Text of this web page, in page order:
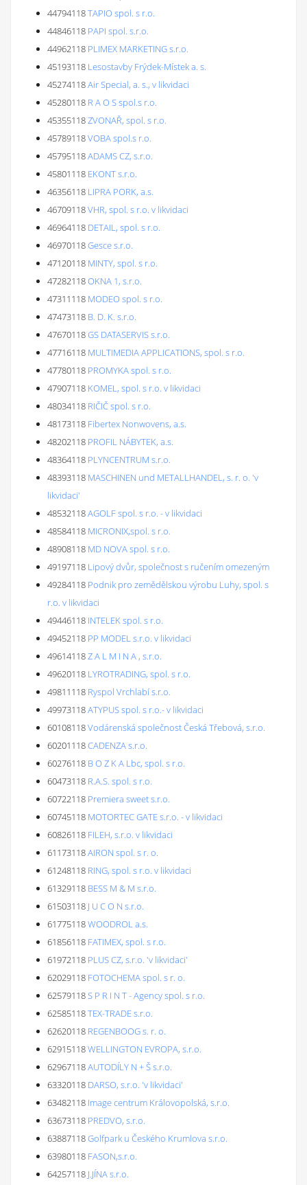
44794118TAPIO spol. s r.o.
44846118 PAPI spol. s.r.o.
44962118 PLIMEX MARKETING s.r.o.
45193118 Lesostavby Frýdek-Místek a. s.
45274118Air Special, a. s., v likvidaci
45280118 R A O S spol.s r.o.
45355118ZVONAŘ, spol. s r.o.
45789118VOBA spol.s r.o.
45795118ADAMS CZ, s.r.o.
45801118 EKONT s.r.o.
46356118 LIPRA PORK, a.s.
46709118VHR, spol. s r.o. v likvidaci
46964118 DETAIL, spol. s r.o.
46970118Gesce s.r.o.
47120118 MINTY, spol. s r.o.
47282118OKNA 1, s.r.o.
47311118 MODEO spol. s r.o.
47473118 B. D. K. s.r.o.
47670118GS DATASERVIS s.r.o.
47716118 MULTIMEDIA APPLICATIONS, spol. s r.o.
47780118 PROMYKA spol. s r.o.
47907118 KOMEL, spol. s r.o. v likvidaci
48034118 RIČIČ spol. s r.o.
48173118 Fibertex Nonwovens, a.s.
48202118 PROFIL NÁBYTEK, a.s.
48364118 PLYNCENTRUM s.r.o.
48393118 MASCHINEN und METALLHANDEL, s. r. o. 'v
likvidaci'
48532118AGOLF spol. s r.o. - v likvidaci
48584118 MICRONIX,spol. s r.o.
48908118 MD NOVA spol. s r.o.
49197118 Lipový dvůr, společnost s ručením omezeným
49284118 Podnik pro zemědělskou výrobu Luhy, spol. s
r.o. v likvidaci
49446118 INTELEK spol. s r.o.
49452118 PP MODEL s.r.o. v likvidaci
49614118Z A L M I N A , s.r.o.
49620118 LYROTRADING, spol. s r.o.
49811118 Ryspol Vrchlabí s.r.o.
49973118ATYPUS spol. s r.o.- v likvidaci
60108118Vodárenská společnost Česká Třebová, s.r.o.
60201118CADENZA s.r.o.
60276118 B O Z K A Lbc, spol. s r.o.
60473118 R.A.S. spol. s r.o.
60722118 Premiera sweet s.r.o.
60745118 MOTORTEC GATE s.r.o. - v likvidaci
60826118 FILEH, s.r.o. v likvidaci
61173118AIRON spol. s r. o.
61248118 RING, spol. s r.o. v likvidaci
61329118 BESS M & M s.r.o.
61503118 J U C O N s.r.o.
61775118WOODROL a.s.
61856118 FATIMEX, spol. s r.o.
61972118 PLUS CZ, s.r.o. 'v likvidaci'
62029118 FOTOCHEMA spol. s r. o.
62579118S P R I N T - Agency spol. s r.o.
62585118TEX-TRADE s.r.o.
62620118 REGENBOOG s. r. o.
62915118WELLINGTON EVROPA, s.r.o.
62967118AUTODÍLY N + Š s.r.o.
63320118 DARSO, s.r.o. 'v likvidaci'
63482118 Image centrum Královopolská, s.r.o.
63673118 PREDVO, s.r.o.
63887118Golfpark u Českého Krumlova s.r.o.
63980118 FASON,s.r.o.
64257118 J.JÍNA s.r.o.